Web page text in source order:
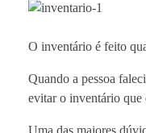
O inventário é feito
Quando a pessoa
evitar o inventário que
Uma das maiores